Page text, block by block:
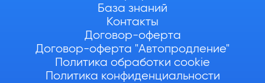
База знаний
Контакты
Договор-оферта
Договор-оферта "Автопродление"
Политика обработки cookie
Политика конфиденциальности